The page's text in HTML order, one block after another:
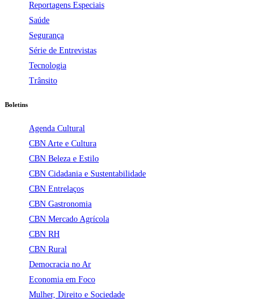
Reportagens Especiais
Saúde
Segurança
Série de Entrevistas
Tecnologia
Trânsito
Boletins
Agenda Cultural
CBN Arte e Cultura
CBN Beleza e Estilo
CBN Cidadania e Sustentabilidade
CBN Entrelaços
CBN Gastronomia
CBN Mercado Agrícola
CBN RH
CBN Rural
Democracia no Ar
Economia em Foco
Mulher, Direito e Sociedade